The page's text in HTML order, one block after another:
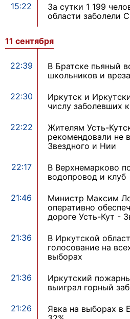
15:22
За сутки 1 199
области заболели
11 сентября
22:39
В Братске пьяный
школьников и
22:30
Иркутск и
числу заболевших
22:22
Жителям Усть-
рекомендовали не
Звездного и Нии
22:17
В Верхнемарково
водопровод и клуб
21:46
Министр Максим
оперативно
дороге Усть-Кут -
21:36
В Иркутской
голосование на
выборах
21:36
Иркутский
выиграл горный
21:26
Явка на выборах в